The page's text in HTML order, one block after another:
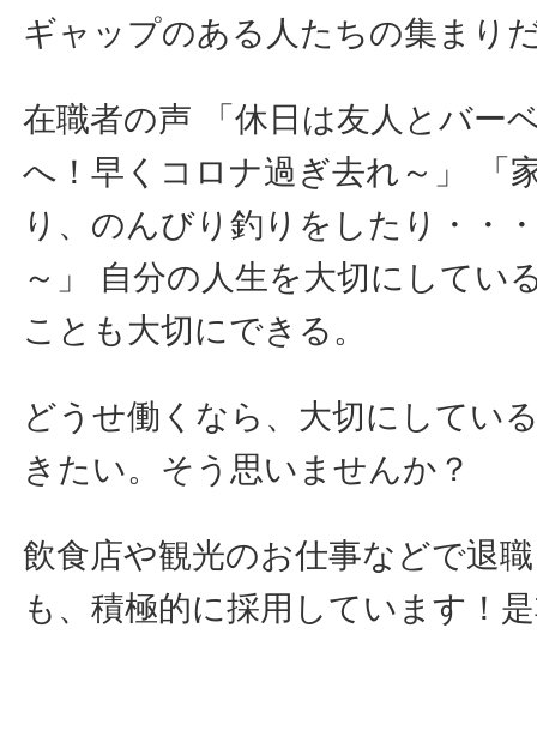
ギャップのある人たちの集まり
在職者の声 「休日は友人とバー
へ！早くコロナ過ぎ去れ～」 「
り、のんびり釣りをしたり・・
～」 自分の人生を大切にしてい
ことも大切にできる。
どうせ働くなら、大切にしてい
きたい。そう思いませんか？
飲食店や観光のお仕事などで退
も、積極的に採用しています！